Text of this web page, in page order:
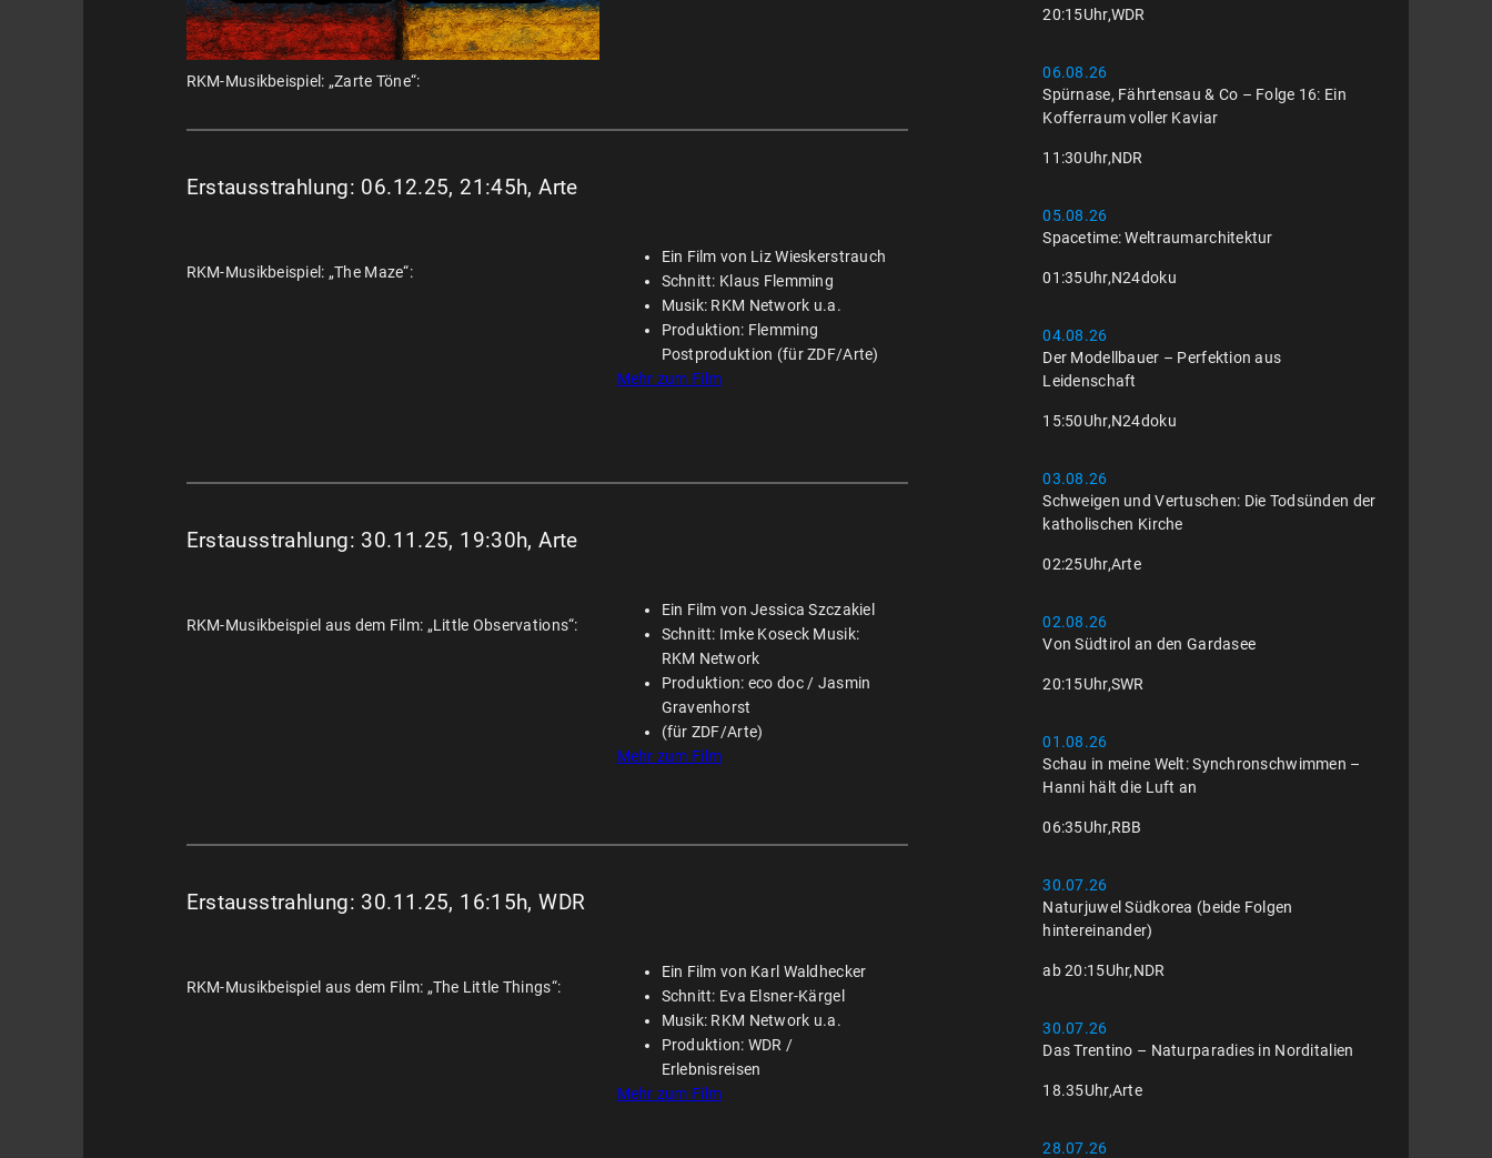
RKM-Musikbeispiel: „Zarte Töne“:
Erstausstrahlung: 06.12.25, 21:45h, Arte
RKM-Musikbeispiel: „The Maze“:
Ein Film von Liz Wieskerstrauch
Schnitt: Klaus Flemming
Musik: RKM Network u.a.
Produktion: Flemming
Postproduktion (für ZDF/Arte)
Mehr zum Film
Erstausstrahlung: 30.11.25, 19:30h, Arte
RKM-Musikbeispiel aus dem Film: „Little Observations“:
Ein Film von Jessica Szczakiel
Schnitt: Imke Koseck Musik:
RKM Network
Produktion: eco doc / Jasmin
Gravenhorst
(für ZDF/Arte)
Mehr zum Film
Erstausstrahlung: 30.11.25, 16:15h, WDR
RKM-Musikbeispiel aus dem Film: „The Little Things“:
Ein Film von Karl Waldhecker
Schnitt: Eva Elsner-Kärgel
Musik: RKM Network u.a.
Produktion: WDR /
Erlebnisreisen
Mehr zum Film
20:15Uhr,WDR
06.08.26
Spürnase, Fährtensau & Co – Folge 16: Ein
Kofferraum voller Kaviar
11:30Uhr,NDR
05.08.26
Spacetime: Weltraumarchitektur
01:35Uhr,N24doku
04.08.26
Der Modellbauer – Perfektion aus
Leidenschaft
15:50Uhr,N24doku
03.08.26
Schweigen und Vertuschen: Die Todsünden der
katholischen Kirche
02:25Uhr,Arte
02.08.26
Von Südtirol an den Gardasee
20:15Uhr,SWR
01.08.26
Schau in meine Welt: Synchronschwimmen –
Hanni hält die Luft an
06:35Uhr,RBB
30.07.26
Naturjuwel Südkorea (beide Folgen
hintereinander)
ab 20:15Uhr,NDR
30.07.26
Das Trentino – Naturparadies in Norditalien
18.35Uhr,Arte
28.07.26